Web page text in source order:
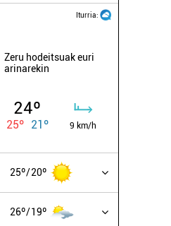
Iturria:
Zeru hodeitsuak euri
arinarekin
24º
25º 21º 9 km/h
25º 20º
26º 19º